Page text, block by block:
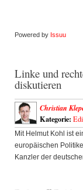
Powered by Issuu
Linke und
diskutieren
Christian
Kategorie:
Mit Helmut Kohl ist
europäischen
Kanzler der